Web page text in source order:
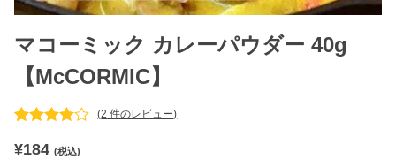
マコーミック カレーパウダー 40g
【McCORMIC】
者評価に
(2 件のレビュー)
¥184 (税込)